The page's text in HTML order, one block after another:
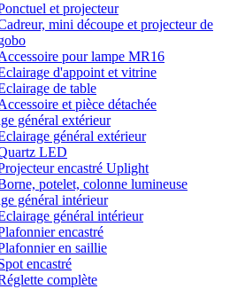
et projecteur
mini découpe et projecteur de
pour lampe MR16
d'appoint et vitrine
de table
et pièce détachée
général extérieur
général extérieur
LED
encastré Uplight
potelet, colonne lumineuse
général intérieur
général intérieur
encastré
en saillie
encastré
complète